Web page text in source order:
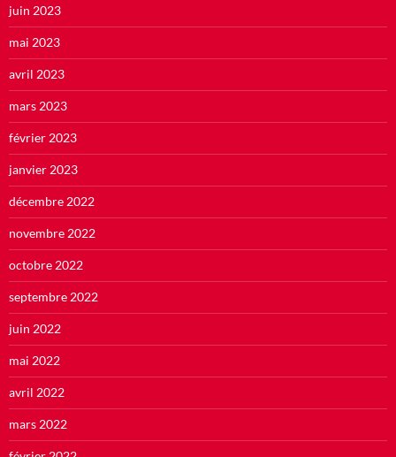
juin 2023
mai 2023
avril 2023
mars 2023
février 2023
janvier 2023
décembre 2022
novembre 2022
octobre 2022
septembre 2022
juin 2022
mai 2022
avril 2022
mars 2022